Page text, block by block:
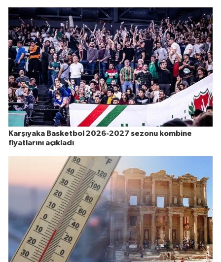
Karşıyaka Basketbol 2026-2027 sezonu kombine
fiyatlarını açıkladı